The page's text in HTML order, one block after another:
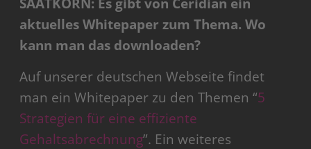
aktuelles Whitepaper zum Thema. Wo
kann man das downloaden?
Auf unserer deutschen Webseite findet
man ein Whitepaper zu den Themen “5
Strategien für eine effiziente
Gehaltsabrechnung”. Ein weiteres